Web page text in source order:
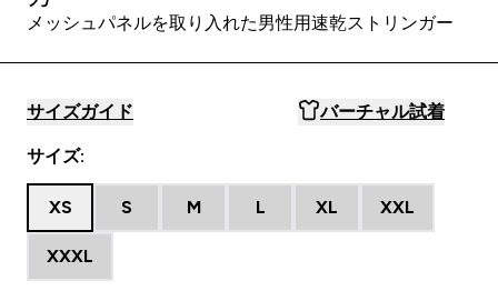
メッシュパネルを取り入れた男性用速乾ストリンガー
サイズガイド バーチャル試着
サイズ:
XS S M L XL XXL
XXXL